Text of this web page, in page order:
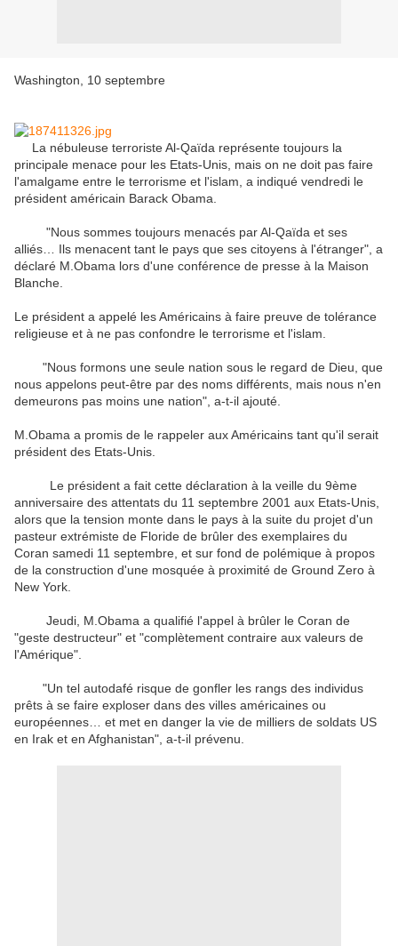
Washington, 10 septembre
La nébuleuse terroriste Al-Qaïda représente toujours la
principale menace pour les Etats-Unis, mais on ne doit pas faire
l'amalgame entre le terrorisme et l'islam, a indiqué vendredi le
président américain Barack Obama.
"Nous sommes toujours menacés par Al-Qaïda et ses
alliés… Ils menacent tant le pays que ses citoyens à l'étranger", a
déclaré M.Obama lors d'une conférence de presse à la Maison
Blanche.
Le président a appelé les Américains à faire preuve de tolérance
religieuse et à ne pas confondre le terrorisme et l'islam.
"Nous formons une seule nation sous le regard de Dieu, que
nous appelons peut-être par des noms différents, mais nous n'en
demeurons pas moins une nation", a-t-il ajouté.
M.Obama a promis de le rappeler aux Américains tant qu'il serait
président des Etats-Unis.
Le président a fait cette déclaration à la veille du 9ème
anniversaire des attentats du 11 septembre 2001 aux Etats-Unis,
alors que la tension monte dans le pays à la suite du projet d'un
pasteur extrémiste de Floride de brûler des exemplaires du
Coran samedi 11 septembre, et sur fond de polémique à propos
de la construction d'une mosquée à proximité de Ground Zero à
New York.
Jeudi, M.Obama a qualifié l'appel à brûler le Coran de
"geste destructeur" et "complètement contraire aux valeurs de
l'Amérique".
"Un tel autodafé risque de gonfler les rangs des individus
prêts à se faire exploser dans des villes américaines ou
européennes… et met en danger la vie de milliers de soldats US
en Irak et en Afghanistan", a-t-il prévenu.